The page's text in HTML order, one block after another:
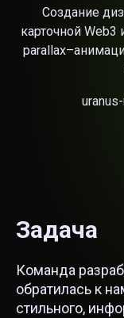
Создание
карточной Web3
Задача
Команда
обратилась к
стильного,